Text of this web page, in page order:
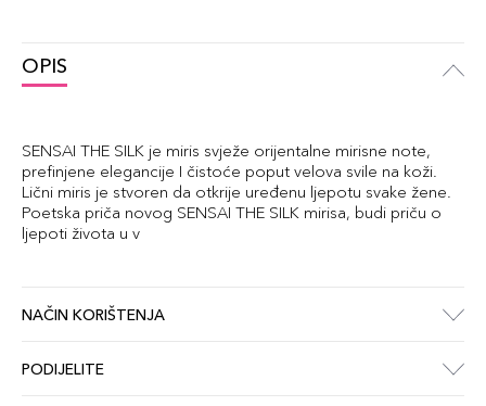
OPIS
SENSAI THE SILK je miris svježe orijentalne mirisne note,
prefinjene elegancije I čistoće poput velova svile na koži.
Lični miris je stvoren da otkrije uređenu ljepotu svake žene.
Poetska priča novog SENSAI THE SILK mirisa, budi priču o
ljepoti života u v
NAČIN KORIŠTENJA
PODIJELITE